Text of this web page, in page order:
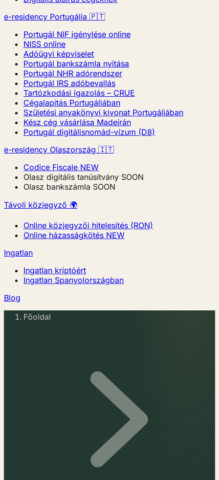
e-residency Portugália 🇵🇹
Portugál NIF igénylése online
NISS online
Adóügyi képviselet
Portugál bankszámla nyitása
Portugál NHR adórendszer
Portugál IRS adóbevallás
Tartózkodási igazolás – CRUE
Cégalapítás Portugáliában
Születési anyakönyvi kivonat Portugáliában
Kész cég vásárlása Madeirán
Portugál digitálisnomád-vízum (D8)
e-residency Olaszország 🇮🇹
Codice Fiscale NEW
Olasz digitális tanúsítvány SOON
Olasz bankszámla SOON
Távoli közjegyző 🌍
Online közjegyzői hitelesítés (RON)
Online házasságkötés NEW
Ingatlan
Ingatlan kriptóért
Ingatlan Spanyolországban
Blog
Főoldal